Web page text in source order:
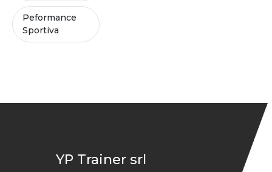
Peformance
Sportiva
YP Trainer srl